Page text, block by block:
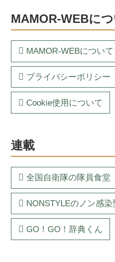
MAMOR-WEBに
MAMOR-WEBについて
プライバシーポリシー
Cookie使用について
連載
全国自衛隊の隊員食堂
NONSTYLEのノン感
GO！GO！辞典くん